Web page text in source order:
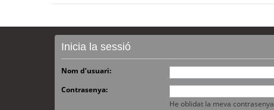
Inicia la sessió
Nom d’usuari:
Contrasenya:
He oblidat la meva contrasenya